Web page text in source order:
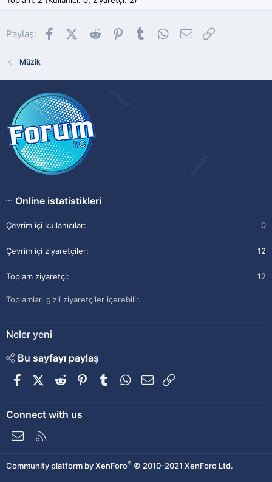
Paylaş: FacebookX (Twitter)
Reddit Pinterest
Tumblr WhatsApp
E-posta
Müzik
Online istatistikleri
Çevrim içi kullanıcılar 0
Çevrim içi ziyaretçiler 12
Toplam ziyaretçi 12
Toplamlar, gizli ziyaretçiler içerebilir.
Neler yeni
Bu sayfayı paylaş
FacebookX (Twitter)
Reddit PinterestTumblrWhatsApp
E-posta
Connect with us
Bize ulaşın
Community platform by XenForo® © 2010-2021 XenForo Ltd.